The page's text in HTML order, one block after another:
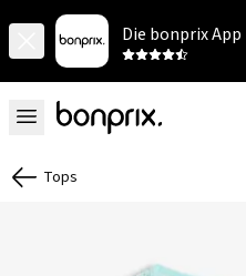
Die bonprix App
Tops